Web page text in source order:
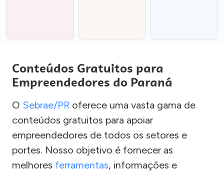
Conteúdos Gratuitos para
Empreendedores do Paraná
O Sebrae/PR oferece uma vasta gama de
conteúdos gratuitos para apoiar
empreendedores de todos os setores e
portes. Nosso objetivo é fornecer as
melhores ferramentas, informações e